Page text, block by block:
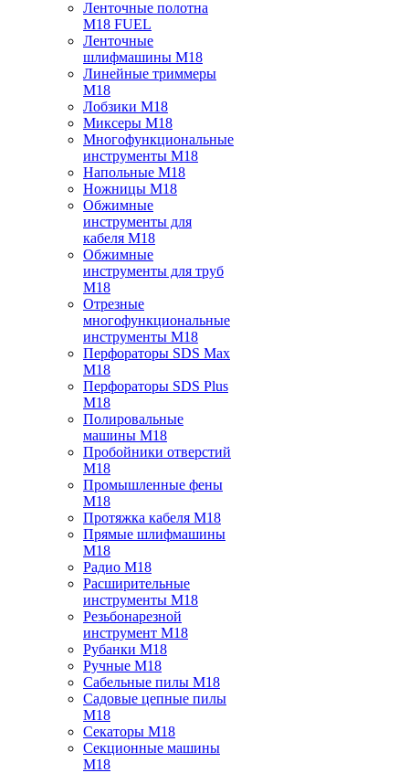
Ленточные полотна
M18 FUEL
Ленточные
шлифмашины M18
Линейные триммеры
M18
Лобзики M18
Миксеры M18
Многофункциональные
инструменты M18
Напольные M18
Ножницы M18
Обжимные
инструменты для
кабеля M18
Обжимные
инструменты для труб
M18
Отрезные
многофункциональные
инструменты M18
Перфораторы SDS Max
M18
Перфораторы SDS Plus
M18
Полировальные
машины M18
Пробойники отверстий
M18
Промышленные фены
M18
Протяжка кабеля M18
Прямые шлифмашины
M18
Радио M18
Расширительные
инструменты M18
Резьбонарезной
инструмент M18
Рубанки M18
Ручные M18
Сабельные пилы M18
Садовые цепные пилы
M18
Секаторы M18
Секционные машины
M18